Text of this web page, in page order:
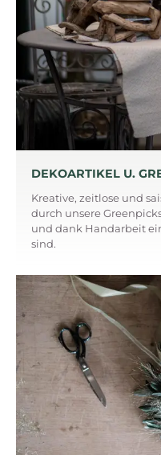
DEKOARTIKEL U.
Kreative, zeitlose und
durch unsere
und dank Handarbeit
sind.